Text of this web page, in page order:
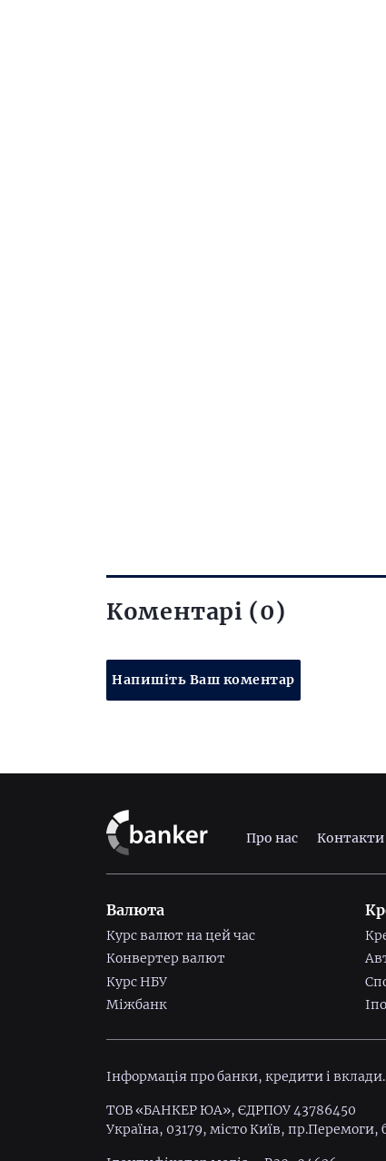
Коментарі (0)
Напишіть Ваш коментар
Про нас Контакти
Валюта
Курс валют на цей час
Конвертер валют
Курс НБУ
Міжбанк
Інформація про банки, кредити і
ТОВ «БАНКЕР ЮА», ЄДРПОУ 43786450
Україна, 03179, місто Київ, пр.Перемоги,